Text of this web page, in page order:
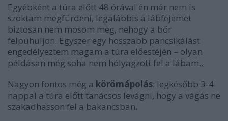
Egyébként a túra előtt 48 órával én már nem is
szoktam megfürdeni, legalábbis a lábfejemet
biztosan nem mosom meg, nehogy a bőr
felpuhuljon. Egyszer egy hosszabb pancsikálást
engedélyeztem magam a túra előestéjén – olyan
példásan még soha nem hólyagzott fel a lábam..
Nagyon fontos még a körömápolás: legkésőbb 3-4
nappal a túra előtt tanácsos levágni, hogy a vágás ne
szakadhasson fel a bakancsban.